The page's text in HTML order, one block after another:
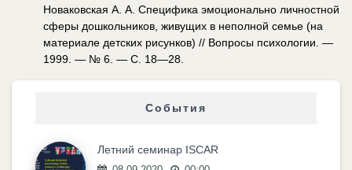
Новаковская А. А. Специфика эмоционально личностной
сферы дошкольников, живущих в неполной семье (на
материале детских рисунков) // Вопросы психологии. —
1999. — № 6. — С. 18—28.
События
Летний семинар ISCAR